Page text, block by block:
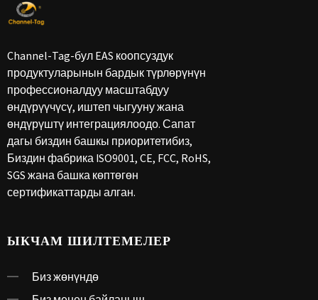
Channel-Tag-бул EAS коопсуздук
продуктуларынын бардык түрлөрүнүн
профессионалдуу масштабдуу
өндүрүүчүсү, иштеп чыгууну жана
өндүрүштү интеграциялоодо. Сапат
дагы биздин башкы приоритетибиз,
Биздин фабрика ISO9001, CE, FCC, RoHS,
SGS жана башка көптөгөн
сертификаттарды алган.
ЫКЧАМ ШИЛТЕМЕЛЕР
Биз жөнүндө